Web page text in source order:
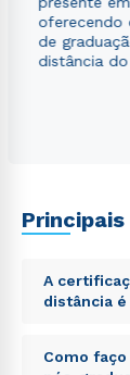
oferecendo
de
distância
A
distância
Sed ut
Como